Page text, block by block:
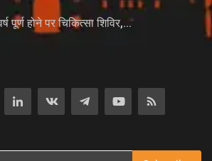
पूर्ण होने पर चिकित्सा शिविर,...